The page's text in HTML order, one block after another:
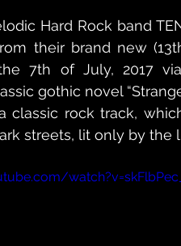
Hard Rock band
their brand new
7th of July, 2017
gothic novel
classic rock track,
streets, lit only by the